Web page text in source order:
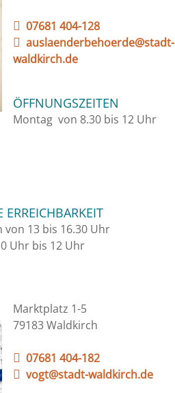
07681 404-128
auslaenderbehoerde@stadt-
waldkirch.de
ÖFFNUNGSZEITEN
Montag von 8.30 bis 12 Uhr
ERREICHBARKEIT
13 bis 16.30 Uhr
Uhr bis 12 Uhr
Marktplatz 1-5
79183 Waldkirch
07681 404-182
vogt@stadt-waldkirch.de